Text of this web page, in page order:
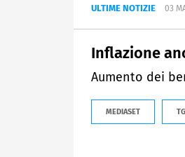
ULTIME NOTIZIE 03
Inflazione
Aumento dei
MEDIASET